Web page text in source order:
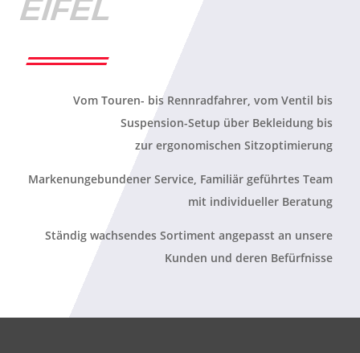
EIFEL
Vom Touren- bis Rennradfahrer, vom Ventil bis
Suspension-Setup über Bekleidung bis
zur ergonomischen Sitzoptimierung
Markenungebundener Service, Familiär geführtes Team
mit individueller Beratung
Ständig wachsendes Sortiment angepasst an unsere
Kunden und deren Befürfnisse